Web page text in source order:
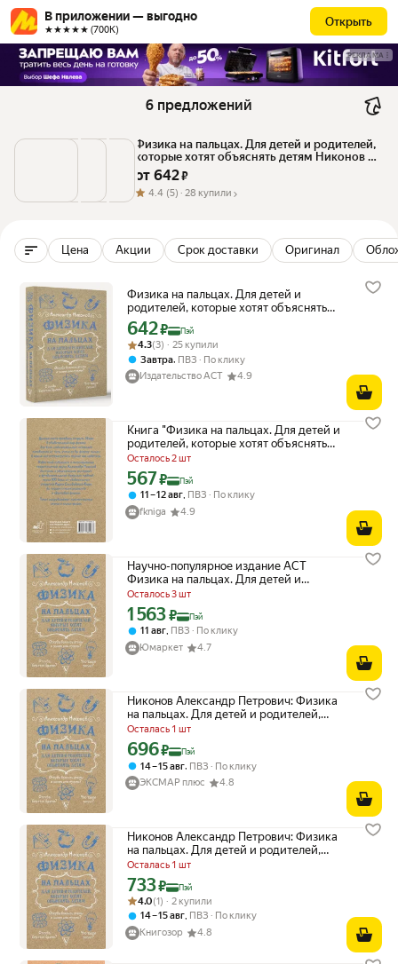
В приложении — выгодно
★★★★★ (700К)
Открыть
РЕКЛАМА
6 предложений
Физика на пальцах. Для детей и родителей,
которые хотят объяснять детям Никонов А.
П.
от 642 ₽
4.4 (5) · 28 купили
Цена Акции Срок доставки Оригинал
Физика на пальцах. Для детей и
родителей, которые хотят объяснять
детям Никонов Александр
Цена с картой Яндекс Пэй 642 ₽ вместо
642₽ Пэй
Рейтинг товара: 4.3 из 5
Оценок: (3) · 25 купили
4.3(3) · 25 купили
Завтра, ПВЗ
По клику
Издательство АСТ
4.9
Книга "Физика на пальцах. Для детей и
родителей, которые хотят объяснять
детям", автор Никонов А. П,
издательство Времена
Осталось 2 шт
Цена с картой Яндекс Пэй 567 ₽ вместо
567₽ Пэй
11 – 12 авг, ПВЗ
По клику
fkniga
4.9
Научно-популярное издание АСТ
Физика на пальцах. Для детей и
родителей, которые хотят объяснять
детям, А. П. Никонов, 2026 г
Осталось 3 шт
Цена с картой Яндекс Пэй 1563 ₽ вместо
1 563₽ Пэй
11 авг ПВЗ
По клику
Юмаркет
4.7
Никонов Александр Петрович: Физика
на пальцах. Для детей и родителей,
которые хотят объяснять детям АСТ
2024
Осталась 1 шт
Цена с картой Яндекс Пэй 696 ₽ вместо
696₽ Пэй
14 – 15 авг, ПВЗ
По клику
ЭКСМАР плюс
4.8
Никонов Александр Петрович: Физика
на пальцах. Для детей и родителей,
которые хотят объяснять детям
Осталась 1 шт
Цена с картой Яндекс Пэй 733 ₽ вместо
733₽ Пэй
Рейтинг товара: 4.0 из 5
Оценок: (1) · 2 купили
4.0(1) · 2 купили
14 – 15 авг, ПВЗ
По клику
Книгозор
4.8